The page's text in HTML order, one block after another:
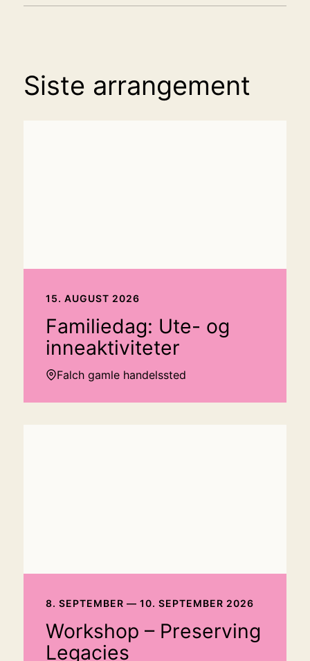
Siste arrangement
15. AUGUST 2026
Familiedag: Ute- og
inneaktiviteter
Falch gamle handelssted
8. SEPTEMBER — 10. SEPTEMBER 2026
Workshop – Preserving
Legacies